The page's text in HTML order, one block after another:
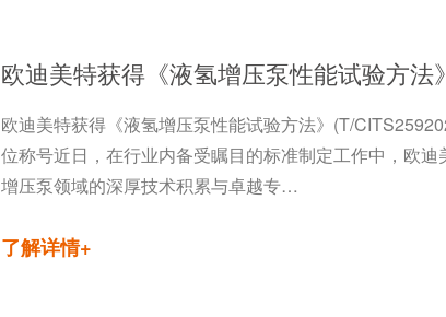
欧迪美特获得《液氢增压泵性能试验方法》(T/
位称号近日，在行业内备受瞩目的标准制定工作中，欧迪
增压泵领域的深厚技术积累与卓越专…
了解详情+